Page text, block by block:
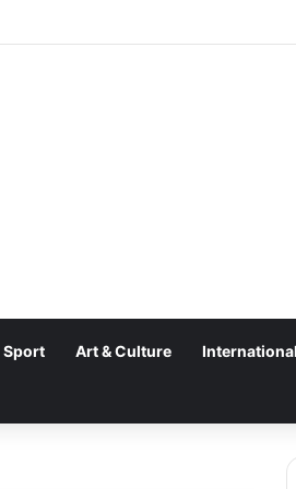
Sport Art & Culture International